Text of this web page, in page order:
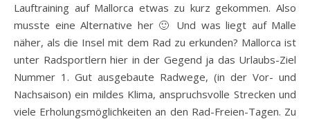
Lauftraining auf Mallorca etwas zu kurz gekommen. Also
musste eine Alternative her 🙂 Und was liegt auf Malle
näher, als die Insel mit dem Rad zu erkunden? Mallorca ist
unter Radsportlern hier in der Gegend ja das Urlaubs-Ziel
Nummer 1. Gut ausgebaute Radwege, (in der Vor- und
Nachsaison) ein mildes Klima, anspruchsvolle Strecken und
viele Erholungsmöglichkeiten an den Rad-Freien-Tagen. Zu